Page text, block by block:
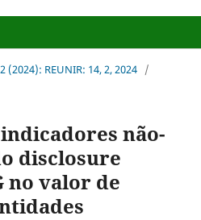
(2024): REUNIR: 14, 2, 2024 /
não-
disclosure
no valor de